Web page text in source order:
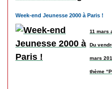
Week-end Jeunesse 2000 à Paris !
11 mars
Du
mars
thème